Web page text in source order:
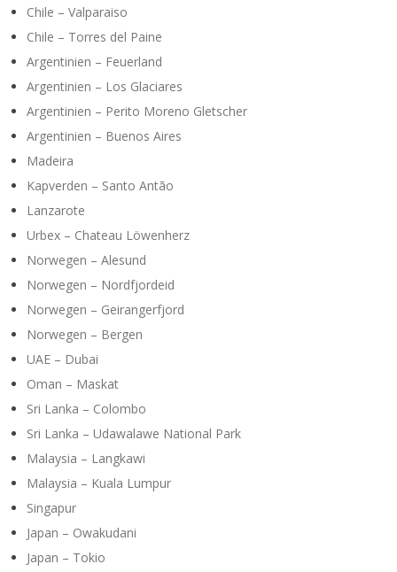
Chile – Valparaiso
Chile – Torres del Paine
Argentinien – Feuerland
Argentinien – Los Glaciares
Argentinien – Perito Moreno Gletscher
Argentinien – Buenos Aires
Madeira
Kapverden – Santo Antão
Lanzarote
Urbex – Chateau Löwenherz
Norwegen – Alesund
Norwegen – Nordfjordeid
Norwegen – Geirangerfjord
Norwegen – Bergen
UAE – Dubai
Oman – Maskat
Sri Lanka – Colombo
Sri Lanka – Udawalawe National Park
Malaysia – Langkawi
Malaysia – Kuala Lumpur
Singapur
Japan – Owakudani
Japan – Tokio